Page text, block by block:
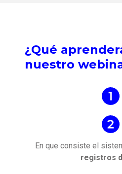
¿Qué
nuestro
En que consiste el
registros